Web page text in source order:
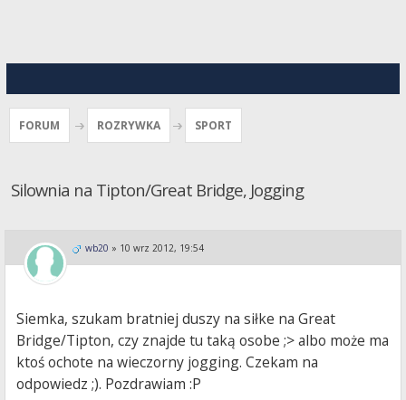
FORUM ROZRYWKA SPORT
Silownia na Tipton/Great Bridge, Jogging
wb20 » 10 wrz 2012, 19:54
Siemka, szukam bratniej duszy na siłke na Great
Bridge/Tipton, czy znajde tu taką osobe ;> albo może ma
ktoś ochote na wieczorny jogging. Czekam na
odpowiedz ;). Pozdrawiam :P